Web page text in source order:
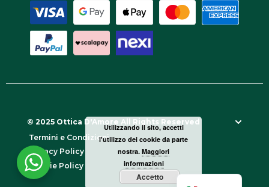
© 2025 Ottica D'Amore All Rights Reserved
Termini e Condizioni
Privacy Policy
Cookie Policy
Utilizzando il sito, accetti
l'utilizzo dei cookie da parte
nostra. Maggiori
informazioni
Accetto